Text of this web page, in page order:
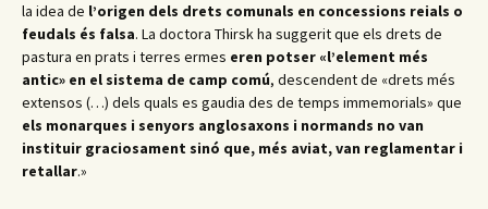
la idea de l’origen dels drets comunals en concessions reials o
feudals és falsa. La doctora Thirsk ha suggerit que els drets de
pastura en prats i terres ermes eren potser «l’element més
antic» en el sistema de camp comú, descendent de «drets més
extensos (…) dels quals es gaudia des de temps immemorials» que
els monarques i senyors anglosaxons i normands no van
instituir graciosament sinó que, més aviat, van reglamentar i
retallar.»